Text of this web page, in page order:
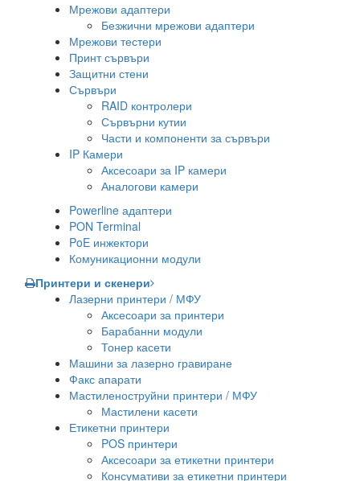
Мрежови адаптери
Безжични мрежови адаптери
Мрежови тестери
Принт сървъри
Защитни стени
Сървъри
RAID контролери
Сървърни кутии
Части и компоненти за сървъри
IP Камери
Аксесоари за IP камери
Аналогови камери
Powerline адаптери
PON Terminal
PoE инжектори
Комуникационни модули
Принтери и скенери
Лазерни принтери / МФУ
Аксесоари за принтери
Барабанни модули
Тонер касети
Машини за лазерно гравиране
Факс апарати
Мастиленоструйни принтери / МФУ
Мастилени касети
Етикетни принтери
POS принтери
Аксесоари за етикетни принтери
Консумативи за етикетни принтери